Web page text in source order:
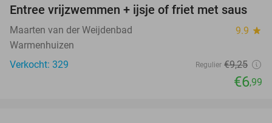
24%
Entree vrijzwemmen + ijsje of friet met saus
Maarten van der Weijdenbad 9.9 star
Warmenhuizen
Verkocht: 329
Regulier €9,25
€6,99